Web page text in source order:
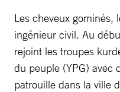
Les cheveux gominés,
ingénieur civil. Au
rejoint les troupes
du peuple (YPG) avec
patrouille dans la ville